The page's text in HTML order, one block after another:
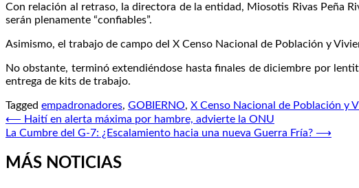
Con relación al retraso, la directora de la entidad, Miosotis Rivas Peña
serán plenamente “confiables”.
Asimismo, el trabajo de campo del X Censo Nacional de Población y
No obstante, terminó extendiéndose hasta finales de diciembre por
entrega de kits de trabajo.
Tagged empadronadores, GOBIERNO, X Censo Nacional de Población y
Navegación
de
entradas
⟵ Haití en alerta máxima por hambre, advierte la ONU
La Cumbre del G-7: ¿Escalamiento hacia una nueva Guerra Fría? ⟶
MÁS NOTICIAS